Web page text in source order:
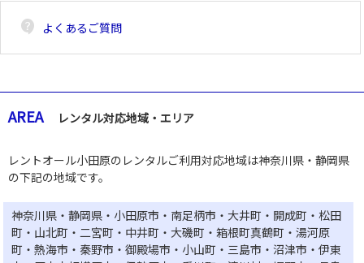
contact_support よくあるご質問
AREA レンタル対応地域・エリア
レントオール小田原のレンタルご利用対応地域は神奈川県・静岡県
の下記の地域です。
神奈川県・静岡県・小田原市・南足柄市・大井町・開成町・松田
町・山北町・二宮町・中井町・大磯町・箱根町真鶴町・湯河原
町・熱海市・秦野市・御殿場市・小山町・三島市・沼津市・伊東